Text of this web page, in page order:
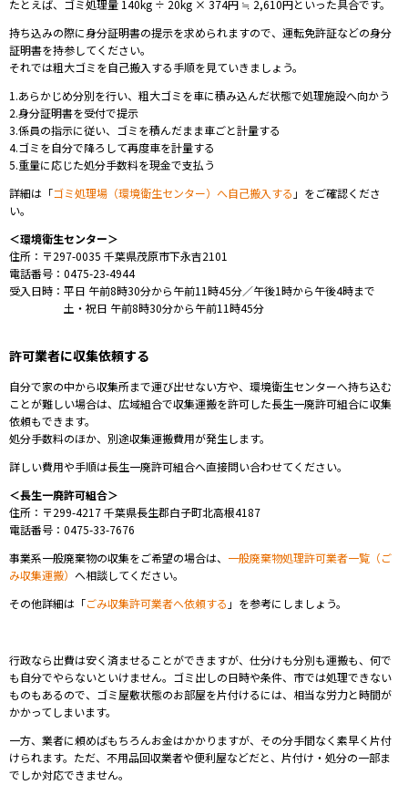
たとえば、ゴミ処理量 140kg ÷ 20kg × 374円 ≒ 2,610円といった具合です。
持ち込みの際に身分証明書の提示を求められますので、運転免許証などの身分
証明書を持参してください。
それでは粗大ゴミを自己搬入する手順を見ていきましょう。
1.あらかじめ分別を行い、粗大ゴミを車に積み込んだ状態で処理施設へ向かう
2.身分証明書を受付で提示
3.係員の指示に従い、ゴミを積んだまま車ごと計量する
4.ゴミを自分で降ろして再度車を計量する
5.重量に応じた処分手数料を現金で支払う
詳細は「ゴミ処理場（環境衛生センター）へ自己搬入する 」をご確認くださ
い。
＜環境衛生センター＞
住所：〒297-0035 千葉県茂原市下永吉2101
電話番号：0475-23-4944
受入日時：平日 午前8時30分から午前11時45分／午後1時から午後4時まで
土・祝日 午前8時30分から午前11時45分
許可業者に収集依頼する
自分で家の中から収集所まで運び出せない方や、環境衛生センターへ持ち込む
ことが難しい場合は、広域組合で収集運搬を許可した長生一廃許可組合に収集
依頼もできます。
処分手数料のほか、別途収集運搬費用が発生します。
詳しい費用や手順は長生一廃許可組合へ直接問い合わせてください。
＜長生一廃許可組合＞
住所：〒299-4217 千葉県長生郡白子町北高根4187
電話番号：0475-33-7676
事業系一般廃棄物の収集をご希望の場合は、 一般廃棄物処理許可業者一覧（ご
み収集運搬） へ相談してください。
その他詳細は「ごみ収集許可業者へ依頼する 」を参考にしましょう。
⾏政なら出費は安く済ませることができますが、仕分けも分別も運搬も、何で
も⾃分でやらないといけません。ゴミ出しの⽇時や条件、市では処理できない
ものもあるので、ゴミ屋敷状態のお部屋を⽚付けるには、相当な労⼒と時間が
かかってしまいます。
⼀⽅、業者に頼めばもちろんお⾦はかかりますが、その分⼿間なく素早く⽚付
けられます。ただ、不⽤品回収業者や便利屋などだと、⽚付け・処分の⼀部ま
でしか対応できません。